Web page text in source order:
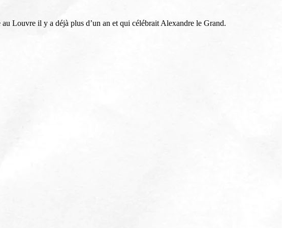
Louvre il y a déjà plus d’un an et qui célébrait Alexandre le Grand.